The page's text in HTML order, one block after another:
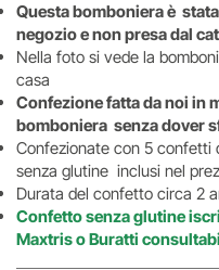
Questa bomboniera è
negozio e non presa dal
Nella foto si vede la
casa
Confezione fatta da noi in
bomboniera senza dover
Confezionate con 5 confetti
senza glutine inclusi nel
Durata del confetto circa 2
Confetto senza glutine
Maxtris o Buratti